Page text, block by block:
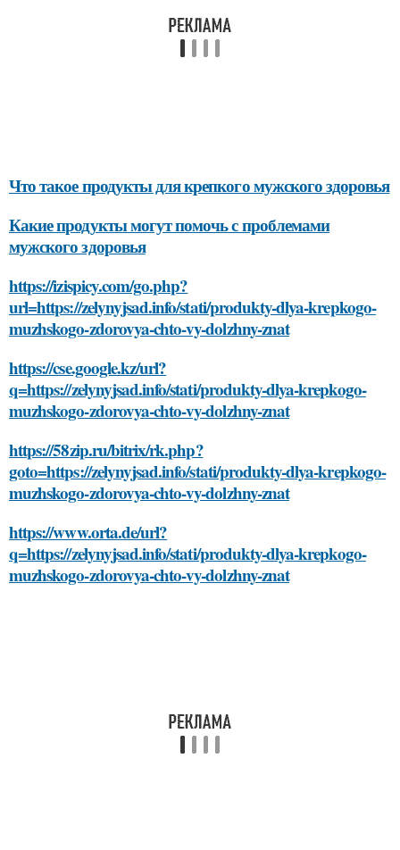
Что такое продукты для крепкого мужского здоровья
Какие продукты могут помочь с проблемами
мужского здоровья
https://izispicy.com/go.php?
url=https://zelynyjsad.info/stati/produkty-dlya-krepkogo-
muzhskogo-zdorovya-chto-vy-dolzhny-znat
https://cse.google.kz/url?
q=https://zelynyjsad.info/stati/produkty-dlya-krepkogo-
muzhskogo-zdorovya-chto-vy-dolzhny-znat
https://58zip.ru/bitrix/rk.php?
goto=https://zelynyjsad.info/stati/produkty-dlya-krepkogo-
muzhskogo-zdorovya-chto-vy-dolzhny-znat
https://www.orta.de/url?
q=https://zelynyjsad.info/stati/produkty-dlya-krepkogo-
muzhskogo-zdorovya-chto-vy-dolzhny-znat